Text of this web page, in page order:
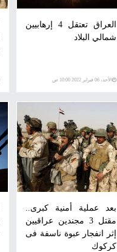
العراق تعتقل 4 إرهابيين
شمالي البلاد
الأحد، 06 فبراير 2022 10:00 ص
بعد عملية أمنية كبرى..
مقتل 3 مجندين عراقيين
إثر انفجار عبوة ناسفة فى
كركوك